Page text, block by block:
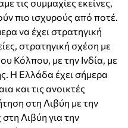
τις συμμαχίες εκείνες,
πιο ισχυρούς από ποτέ.
να έχει στρατηγική
στρατηγική σχέση με
Κόλπου, με την Ινδία, με
Η Ελλάδα έχει σήμερα
και τις ανοικτές
στη Λιβύη με την
Λιβύη για την